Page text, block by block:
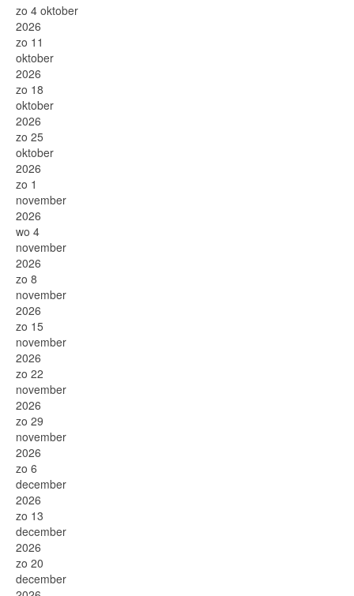
zo 4 oktober
2026
zo 11
oktober
2026
zo 18
oktober
2026
zo 25
oktober
2026
zo 1
november
2026
wo 4
november
2026
zo 8
november
2026
zo 15
november
2026
zo 22
november
2026
zo 29
november
2026
zo 6
december
2026
zo 13
december
2026
zo 20
december